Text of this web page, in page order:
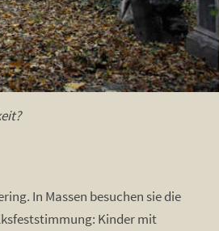
In Massen besuchen sie die
Kinder mit